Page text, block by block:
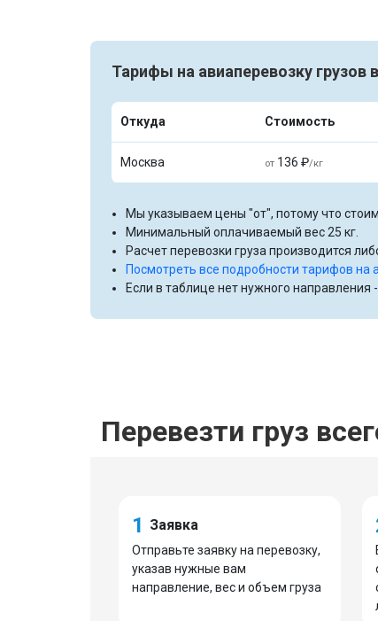
Тарифы на авиаперевозку грузов
Откуда Стоимость
Москва от 136 ₽/кг
Мы указываем цены "от", потому что
Минимальный оплачиваемый вес 25 кг.
Расчет перевозки груза производится
Посмотреть все подробности тарифов на
Если в таблице нет нужного направления
Перевезти груз
1 Заявка
Отправьте заявку на перевозку,
указав нужные вам
направление, вес и объем груза